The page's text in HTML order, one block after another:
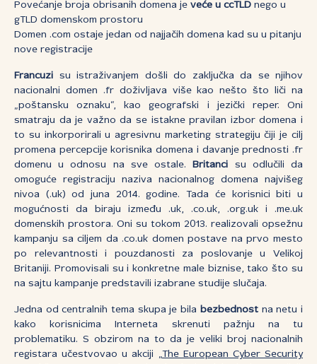
Povećanje broja obrisanih domena je veće u ccTLD nego u
gTLD domenskom prostoru
Domen .com ostaje jedan od najjačih domena kad su u pitanju
nove registracije
Francuzi su istraživanjem došli do zaključka da se njihov
nacionalni domen .fr doživljava više kao nešto što liči na
„poštansku oznaku“, kao geografski i jezički reper. Oni
smatraju da je važno da se istakne pravilan izbor domena i
to su inkorporirali u agresivnu marketing strategiju čiji je cilj
promena percepcije korisnika domena i davanje prednosti .fr
domenu u odnosu na sve ostale.
Britanci su odlučili da
omoguće registraciju naziva nacionalnog domena najvišeg
nivoa (.uk) od juna 2014. godine. Tada će korisnici biti u
mogućnosti da biraju između .uk, .co.uk, .org.uk i .me.uk
domenskih prostora. Oni su tokom 2013. realizovali opsežnu
kampanju sa ciljem da .co.uk domen postave na prvo mesto
po relevantnosti i pouzdanosti za poslovanje u Velikoj
Britaniji. Promovisali su i konkretne male biznise, tako što su
na sajtu kampanje predstavili izabrane studije slučaja.
Jedna od centralnih tema skupa je bila bezbednost na netu i
kako korisnicima Interneta skrenuti pažnju na tu
problematiku. S obzirom na to da je veliki broj nacionalnih
registara učestvovao u akciji „The European Cyber Security